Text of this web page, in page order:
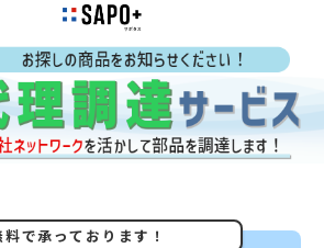
料で承っております！